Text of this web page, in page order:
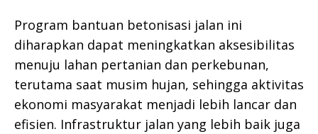
Program bantuan betonisasi jalan ini
diharapkan dapat meningkatkan aksesibilitas
menuju lahan pertanian dan perkebunan,
terutama saat musim hujan, sehingga aktivitas
ekonomi masyarakat menjadi lebih lancar dan
efisien. Infrastruktur jalan yang lebih baik juga